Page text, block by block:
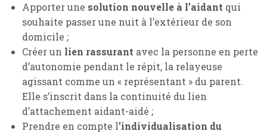
Apporter une solution nouvelle à l’aidant qui
souhaite passer une nuit à l’extérieur de son
domicile ;
Créer un lien rassurant avec la personne en perte
d’autonomie pendant le répit, la relayeuse
agissant comme un « représentant » du parent.
Elle s’inscrit dans la continuité du lien
d’attachement aidant-aidé ;
Prendre en compte l’individualisation du